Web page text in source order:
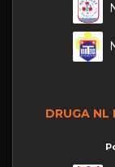
DRUGA NL